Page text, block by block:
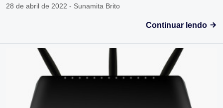
28 de abril de 2022 - Sunamita Brito
Continuar lendo